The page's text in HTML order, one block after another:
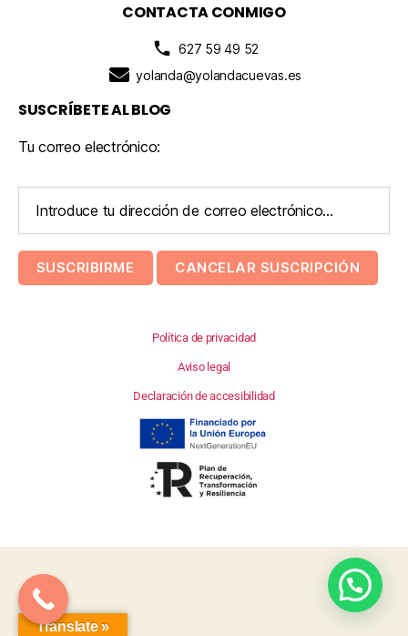
CONTACTA CONMIGO
627 59 49 52
yolanda@yolandacuevas.es
SUSCRÍBETE AL BLOG
Tu correo electrónico:
Política de privacidad
Aviso legal
Declaración de accesibilidad
Translate »